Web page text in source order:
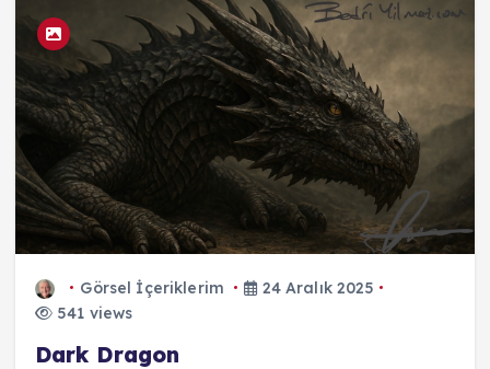
Görsel İçeriklerim
24 Aralık 2025
541 views
Dark Dragon